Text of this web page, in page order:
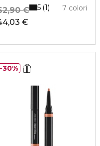
€
€ 7 colori
5 1
30%